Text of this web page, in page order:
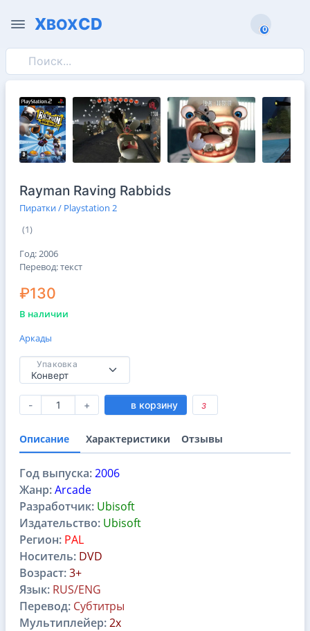
XBOXCD 0
0
Rayman Raving Rabbids
Пиратки / Playstation 2
(1)
Год: 2006
Перевод: текст
₽130
В наличии
Аркады
Упаковка
- + в корзину 3
Описание Характеристики Отзывы
Год выпуска:2006
Жанр:Arcade
Разработчик: Ubisoft
Издательство: Ubisoft
Регион: PAL
Носитель: DVD
Возраст:3+
Язык: RUS/ENG
Перевод: Субтитры
Мультиплейер:2x